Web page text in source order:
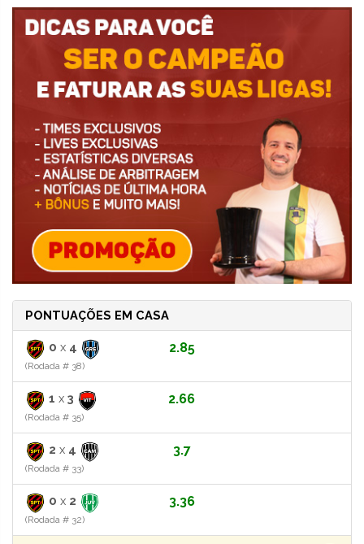
PONTUAÇÕES EM CASA
0 x 4
(Rodada # 38)
2.85
1 x 3
(Rodada # 35)
2.66
2 x 4
(Rodada # 33)
3.7
0 x 2
(Rodada # 32)
3.36